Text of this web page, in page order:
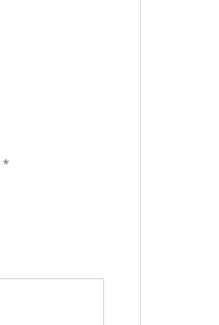
*